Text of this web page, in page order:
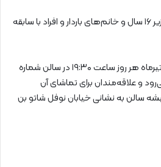
تماشای این نمایش برای افراد زیر ۱۶ سال و خانم‌های باردار و افراد با سابقه
نمایش «پوگو» ۱۶ خرداد تا ۳ تیرماه هر روز ساعت ۱۹:۳۰ در سالن شماره
و علاقه‌مندان برای تماشای آن
سالن به نشانی خیابان نوفل شاتو بن